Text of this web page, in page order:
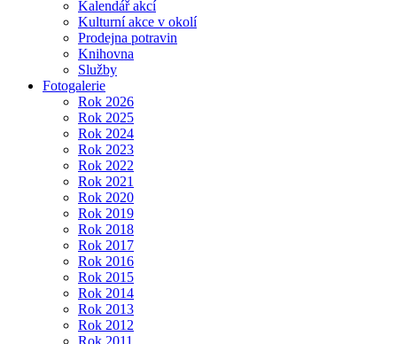
Kalendář akcí
Kulturní akce v okolí
Prodejna potravin
Knihovna
Služby
Fotogalerie
Rok 2026
Rok 2025
Rok 2024
Rok 2023
Rok 2022
Rok 2021
Rok 2020
Rok 2019
Rok 2018
Rok 2017
Rok 2016
Rok 2015
Rok 2014
Rok 2013
Rok 2012
Rok 2011